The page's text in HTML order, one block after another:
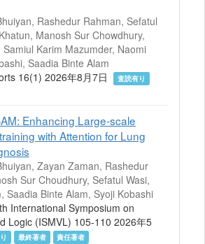
Rashedur Rahman, Sefatul
Manosh Sur Chowdhury,
Samiul Karim Mazumder, Naomi
Saadia Binte Alam
16(1) 2026年8月7日
査読有り
Enhancing Large-scale
with Attention for Lung
Zayan Zaman, Rashedur
Sur Choudhury, Sefatul Wasi,
Saadia Binte Alam, Syoji Kobashi
International Symposium on
Logic (ISMVL) 105-110 2026年5
最終著者 責任著者